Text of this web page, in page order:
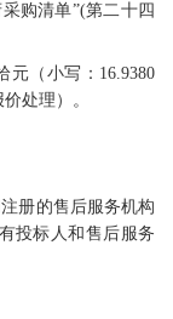
购清单”(第二十四
元（小写：16.9380
处理）。
册的售后服务机构
投标人和售后服务